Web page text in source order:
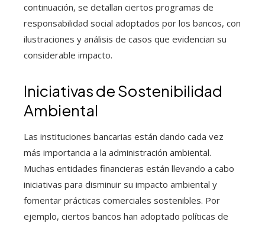
continuación, se detallan ciertos programas de
responsabilidad social adoptados por los bancos, con
ilustraciones y análisis de casos que evidencian su
considerable impacto.
Iniciativas de Sostenibilidad
Ambiental
Las instituciones bancarias están dando cada vez
más importancia a la administración ambiental.
Muchas entidades financieras están llevando a cabo
iniciativas para disminuir su impacto ambiental y
fomentar prácticas comerciales sostenibles. Por
ejemplo, ciertos bancos han adoptado políticas de